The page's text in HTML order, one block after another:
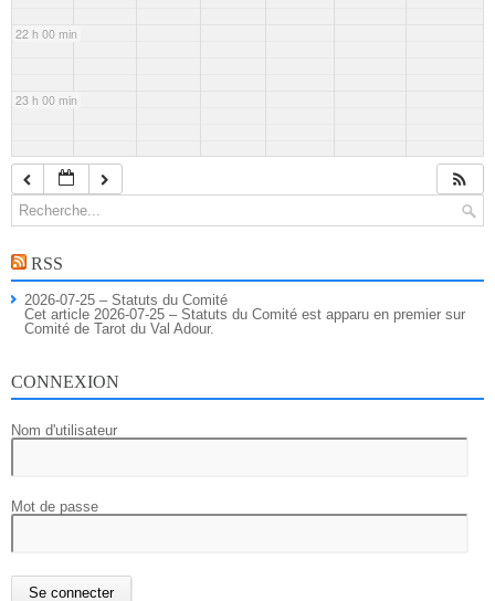
22 h 00 min
23 h 00 min
RSS
2026-07-25 – Statuts du Comité
Cet article 2026-07-25 – Statuts du Comité est apparu en premier sur
Comité de Tarot du Val Adour.
CONNEXION
Nom d'utilisateur
Mot de passe